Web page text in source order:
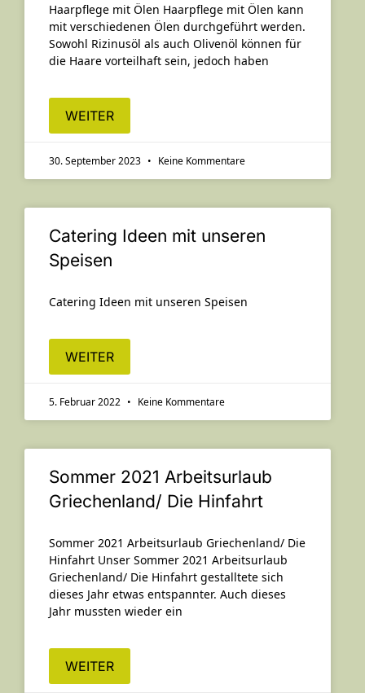
Haarpflege mit Ölen Haarpflege mit Ölen kann
mit verschiedenen Ölen durchgeführt werden.
Sowohl Rizinusöl als auch Olivenöl können für
die Haare vorteilhaft sein, jedoch haben
WEITER
30. September 2023 Keine Kommentare
Catering Ideen mit unseren
Speisen
Catering Ideen mit unseren Speisen
WEITER
5. Februar 2022 Keine Kommentare
Sommer 2021 Arbeitsurlaub
Griechenland/ Die Hinfahrt
Sommer 2021 Arbeitsurlaub Griechenland/ Die
Hinfahrt Unser Sommer 2021 Arbeitsurlaub
Griechenland/ Die Hinfahrt gestalltete sich
dieses Jahr etwas entspannter. Auch dieses
Jahr mussten wieder ein
WEITER